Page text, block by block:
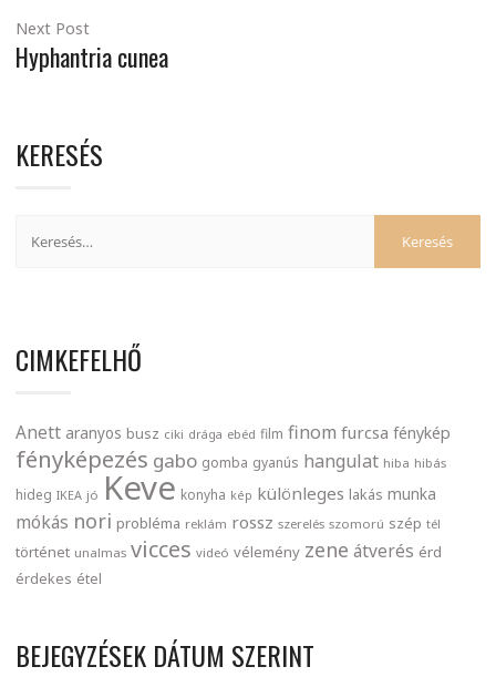
Next Post
Hyphantria cunea
KERESÉS
CIMKEFELHŐ
Anett aranyos busz ciki drága ebéd film finom furcsa fénykép
fényképezés gabo gomba gyanús hangulat hiba hibás
hideg IKEA jó Keve konyha kép különleges lakás munka
mókás nori probléma reklám rossz szerelés szomorú szép tél
történet unalmas vicces videó vélemény zene átverés érd
érdekes étel
BEJEGYZÉSEK DÁTUM SZERINT